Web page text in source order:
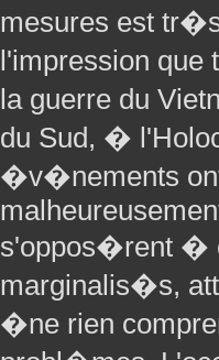
mesures est
l'impression
la guerre du
du Sud, �
�v�nements
s'oppos�rent �
marginalis�s,
�ne rien